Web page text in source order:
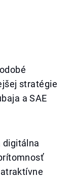
stratégie
a SAE
digitálna